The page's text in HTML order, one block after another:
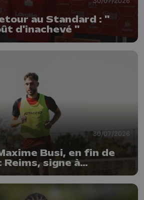
au Standard : "
d'inachevé "
30/07/2026
Busi, en fin de
signe à